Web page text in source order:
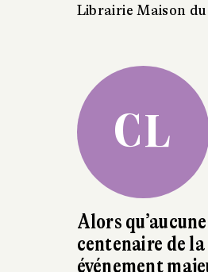
Christian
La Découverte
24/08/2017
277 pages, 19 €
Dossier de
Librairie Maison
❤ Lu et conseillé